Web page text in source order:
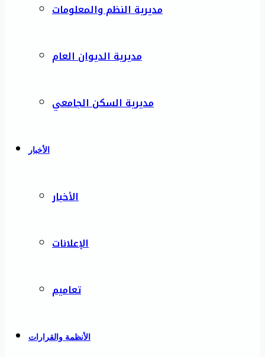
مديرية النظم والمعلومات
مديرية الديوان العام
مديرية السكن الجامعي
الأخبار
الأخبار
الإعلانات
تعاميم
الأنظمة والقرارات